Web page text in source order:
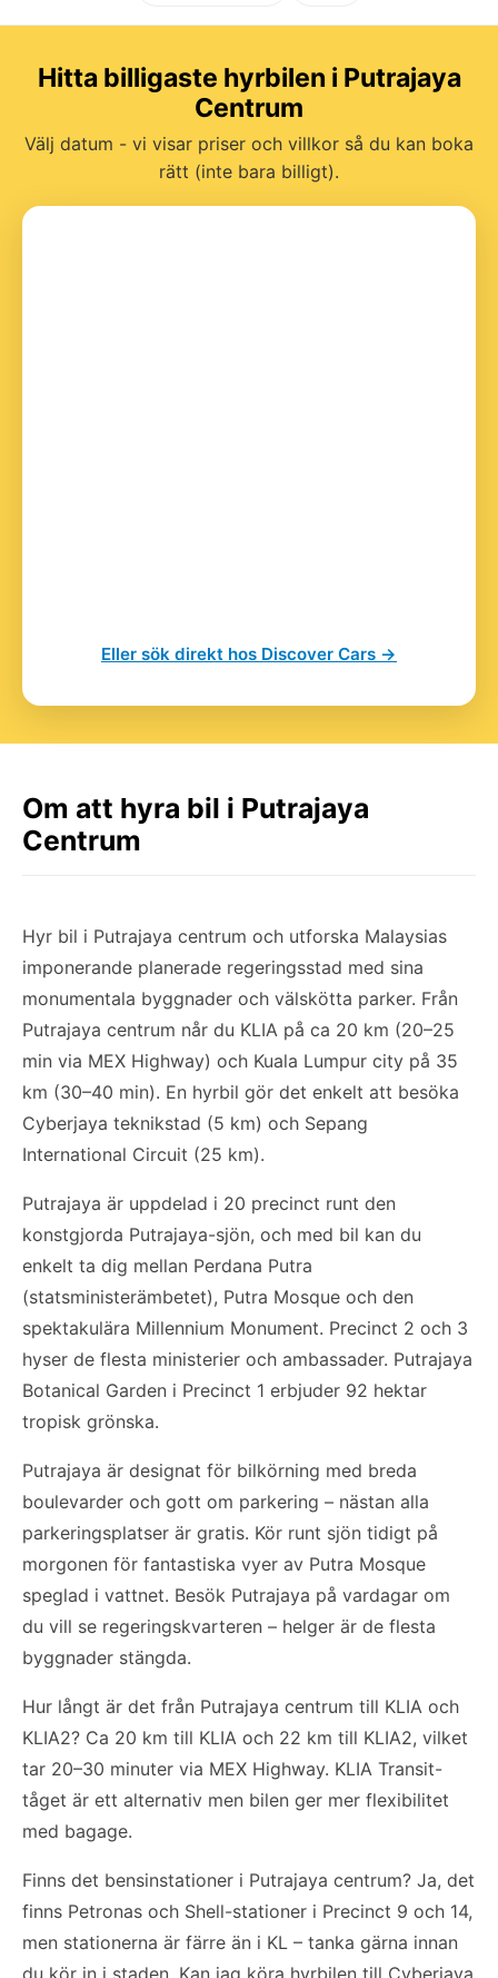
Hitta billigaste hyrbilen i Putrajaya
Centrum
Välj datum - vi visar priser och villkor så du kan boka
rätt (inte bara billigt).
Eller sök direkt hos Discover Cars →
Om att hyra bil i Putrajaya
Centrum
Hyr bil i Putrajaya centrum och utforska Malaysias
imponerande planerade regeringsstad med sina
monumentala byggnader och välskötta parker. Från
Putrajaya centrum når du KLIA på ca 20 km (20–25
min via MEX Highway) och Kuala Lumpur city på 35
km (30–40 min). En hyrbil gör det enkelt att besöka
Cyberjaya teknikstad (5 km) och Sepang
International Circuit (25 km).
Putrajaya är uppdelad i 20 precinct runt den
konstgjorda Putrajaya-sjön, och med bil kan du
enkelt ta dig mellan Perdana Putra
(statsministerämbetet), Putra Mosque och den
spektakulära Millennium Monument. Precinct 2 och 3
hyser de flesta ministerier och ambassader. Putrajaya
Botanical Garden i Precinct 1 erbjuder 92 hektar
tropisk grönska.
Putrajaya är designat för bilkörning med breda
boulevarder och gott om parkering – nästan alla
parkeringsplatser är gratis. Kör runt sjön tidigt på
morgonen för fantastiska vyer av Putra Mosque
speglad i vattnet. Besök Putrajaya på vardagar om
du vill se regeringskvarteren – helger är de flesta
byggnader stängda.
Hur långt är det från Putrajaya centrum till KLIA och
KLIA2? Ca 20 km till KLIA och 22 km till KLIA2, vilket
tar 20–30 minuter via MEX Highway. KLIA Transit-
tåget är ett alternativ men bilen ger mer flexibilitet
med bagage.
Finns det bensinstationer i Putrajaya centrum? Ja, det
finns Petronas och Shell-stationer i Precinct 9 och 14,
men stationerna är färre än i KL – tanka gärna innan
du kör in i staden. Kan jag köra hyrbilen till Cyberjaya